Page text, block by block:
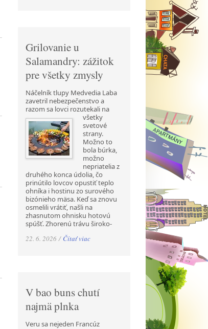
Grilovanie u
Salamandry: zážitok
pre všetky zmysly
Náčelník tlupy Medvedia Laba
zavetril nebezpečenstvo a
razom sa lovci rozutekali na
všetky
svetové
strany.
Možno to
bola búrka,
možno
nepriatelia z
druhého konca údolia, čo
prinútilo lovcov opustiť teplo
ohníka i hostinu zo surového
bizónieho mäsa. Keď sa znovu
osmelili vrátiť, našli na
zhasnutom ohnisku hotovú
spúšť. Zhorenú trávu široko-
22. 6. 2026 / Čítať viac
V bao buns chutí
najmä plnka
Veru sa nejeden Francúz